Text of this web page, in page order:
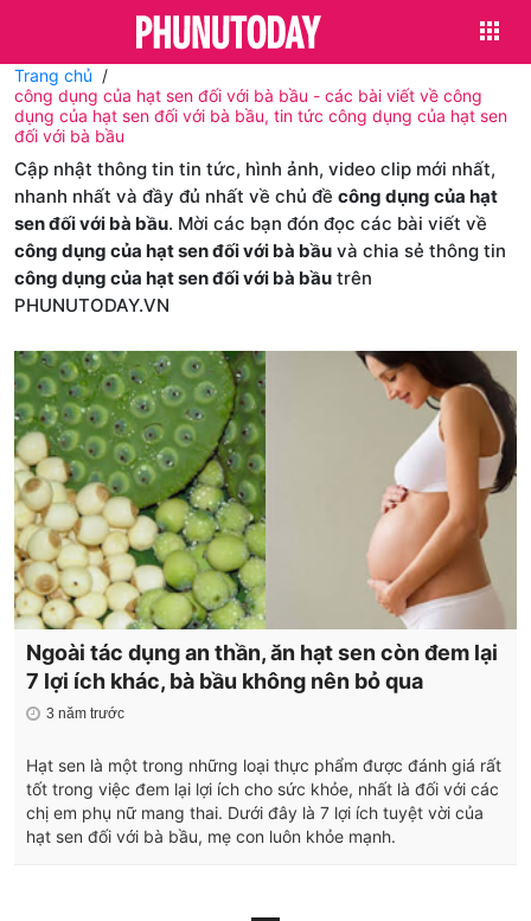
Trang chủ
công dụng của hạt sen đối với bà bầu - các bài viết về công
dụng của hạt sen đối với bà bầu, tin tức công dụng của hạt sen
đối với bà bầu
Cập nhật thông tin tin tức, hình ảnh, video clip mới nhất,
nhanh nhất và đầy đủ nhất về chủ đề công dụng của hạt
sen đối với bà bầu. Mời các bạn đón đọc các bài viết về
công dụng của hạt sen đối với bà bầu và chia sẻ thông tin
công dụng của hạt sen đối với bà bầu trên
PHUNUTODAY.VN
Ngoài tác dụng an thần, ăn hạt sen còn đem lại
7 lợi ích khác, bà bầu không nên bỏ qua
3 năm trước
Hạt sen là một trong những loại thực phẩm được đánh giá rất
tốt trong việc đem lại lợi ích cho sức khỏe, nhất là đối với các
chị em phụ nữ mang thai. Dưới đây là 7 lợi ích tuyệt vời của
hạt sen đối với bà bầu, mẹ con luôn khỏe mạnh.